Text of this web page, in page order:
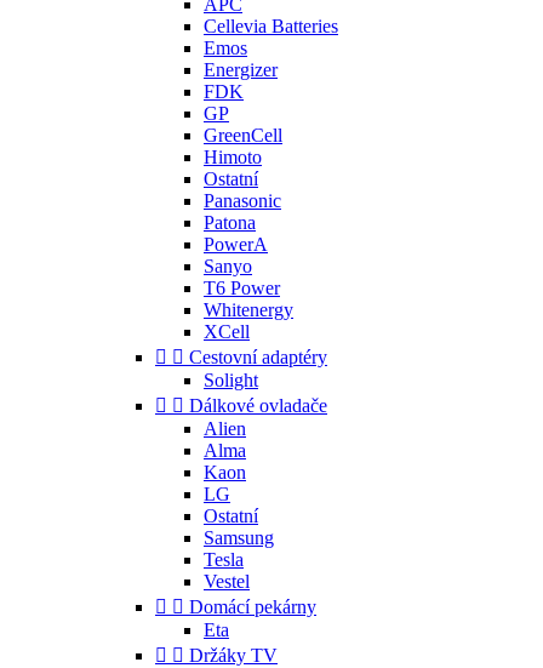
Cellevia Batteries
Emos
Energizer
FDK
GP
GreenCell
Himoto
Ostatní
Panasonic
Patona
PowerA
Sanyo
T6 Power
Whitenergy
XCell
  Cestovní adaptéry
Solight
  Dálkové ovladače
Alien
Alma
Kaon
LG
Ostatní
Samsung
Tesla
Vestel
  Domácí pekárny
Eta
  Držáky TV